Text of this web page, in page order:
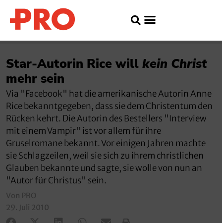
Star-Autorin Rice will kein Christ
mehr sein
Via "Facebook" hat die amerikanische Autorin Anne
Rice bekanntgegeben, dass sie dem Christentum den
Rücken kehrt. Die Autorin des Bestellers "Interview
mit einem Vampir" ist vor allem für ihre
Gruselromane bekannt. Vor einigen Jahren machte
sie Schlagzeilen, weil sie sich zu ihrem christlichen
Glauben bekannte und sagte, sie wolle von nun an
"Autor für Christus" sein.
Von PRO
29. Juli 2010